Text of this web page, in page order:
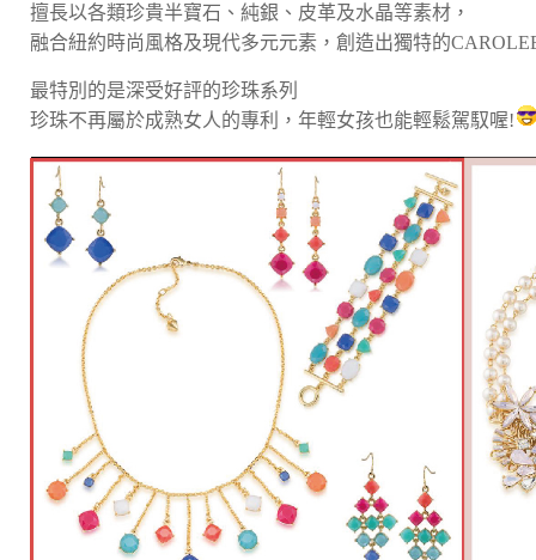
擅長以各類珍貴半寶石、純銀、皮革及水晶等素材，
融合紐約時尚風格及現代多元元素，創造出獨特的
最特別的是深受好評的珍珠系列
珍珠不再屬於成熟女人的專利，年輕女孩也能輕鬆駕馭喔!